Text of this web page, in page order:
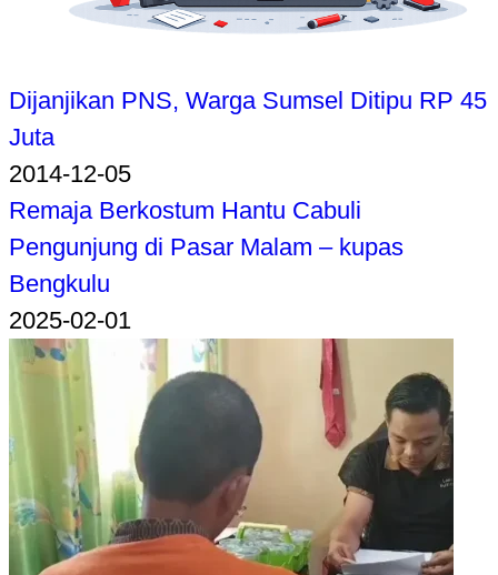
Dijanjikan PNS, Warga Sumsel Ditipu RP 45
Juta
2014-12-05
Remaja Berkostum Hantu Cabuli
Pengunjung di Pasar Malam – kupas
Bengkulu
2025-02-01